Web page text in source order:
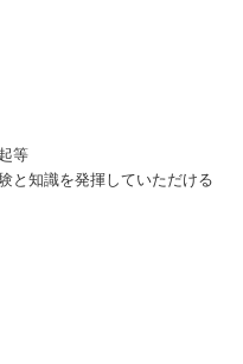
等
と知識を発揮していただける